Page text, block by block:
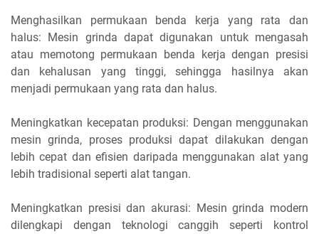
Menghasilkan permukaan benda kerja yang rata dan
halus: Mesin grinda dapat digunakan untuk mengasah
atau memotong permukaan benda kerja dengan presisi
dan kehalusan yang tinggi, sehingga hasilnya akan
menjadi permukaan yang rata dan halus.
Meningkatkan kecepatan produksi: Dengan menggunakan
mesin grinda, proses produksi dapat dilakukan dengan
lebih cepat dan efisien daripada menggunakan alat yang
lebih tradisional seperti alat tangan.
Meningkatkan presisi dan akurasi: Mesin grinda modern
dilengkapi dengan teknologi canggih seperti kontrol